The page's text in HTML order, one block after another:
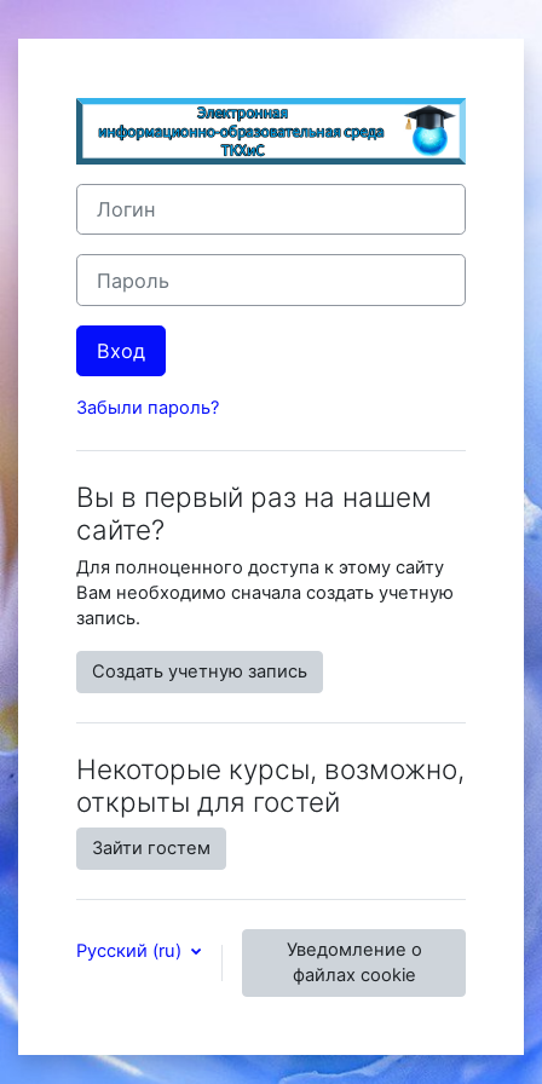
Зайти на
Пропустить и перейти к созданию новой учетной
Логин
Пароль
Вход
Забыли пароль?
Вы в первый раз на нашем
сайте?
Для полноценного доступа к этому сайту
Вам необходимо сначала создать учетную
запись.
Создать учетную запись
Некоторые курсы, возможно,
открыты для гостей
Зайти гостем
Русский ‎(ru)‎
Уведомление о
файлах cookie